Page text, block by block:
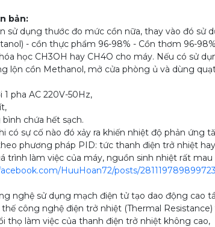
bản:
dụng thước đo mức cồn nữa, thay vào đó sử
- cồn thực phẩm 96-98% - Cồn thơm 96-
học CH3OH hay CH4O cho máy. Nếu có sử
lộn cồn Methanol, mở cửa phòng ủ và dùng
pha AC 220V-50Hz,
chứa hết sạch.
sự cố nào đó xảy ra khiến nhiệt độ phản ứng
phương pháp PID: tức thanh điện trở nhiệt
làm việc của máy, nguồn sinh nhiệt rất mau
HuuHoan72/posts/
sử dụng mạch điện tử tạo dao động cao
công nghệ điện trở nhiệt (Thermal
làm việc của thanh điện trở nhiệt không cao,